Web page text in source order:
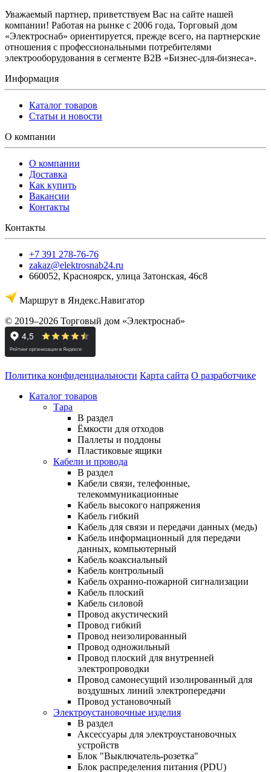
Уважаемый партнер, приветствуем Вас на сайте нашей
компании! Работая на рынке с 2006 года, Торговый дом
«Электроснаб» ориентируется, прежде всего, на партнерские
отношения с профессиональными потребителями
электрооборудования в сегменте B2B «Бизнес-для-бизнеса».
Информация
Каталог товаров
Статьи и новости
О компании
О компании
Доставка
Как купить
Вакансии
Контакты
Контакты
+7 391 278-76-76
zakaz@elektrosnab24.ru
660052, Красноярск, улица Затонская, 46с8
Маршрут в Яндекс.Навигатор
© 2019–2026 Торговый дом «Электроснаб»
Политика конфиденциальности Карта сайта О разработчике
Каталог товаров
Тара
В раздел
Ёмкости для отходов
Паллеты и поддоны
Пластиковые ящики
Кабели и провода
В раздел
Кабели связи, телефонные,
телекоммуникационные
Кабель высокого напряжения
Кабель гибкий
Кабель для связи и передачи данных (медь)
Кабель информационный для передачи
данных, компьютерный
Кабель коаксиальный
Кабель контрольный
Кабель охранно-пожарной сигнализации
Кабель плоский
Кабель силовой
Провод акустический
Провод гибкий
Провод неизолированный
Провод одножильный
Провод плоский для внутренней
электропроводки
Провод самонесущий изолированный для
воздушных линий электропередачи
Провод установочный
Электроустановочные изделия
В раздел
Аксессуары для электроустановочных
устройств
Блок "Выключатель-розетка"
Блок распределения питания (PDU)